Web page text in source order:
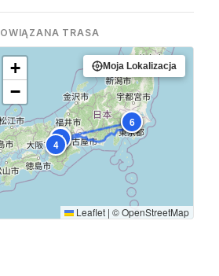
TRASA
1
2
3
45
6
7
+
−
Moja Lokalizacja
Leaflet | ©OpenStreetMap